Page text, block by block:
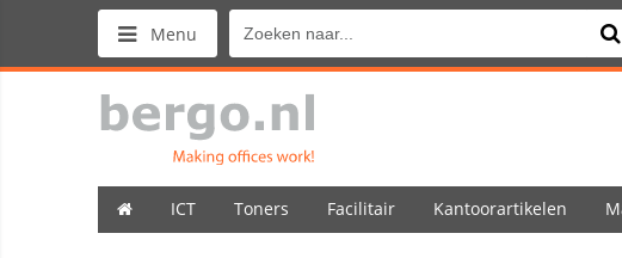
Menu
ICT Toners Facilitair Kantoorartikelen